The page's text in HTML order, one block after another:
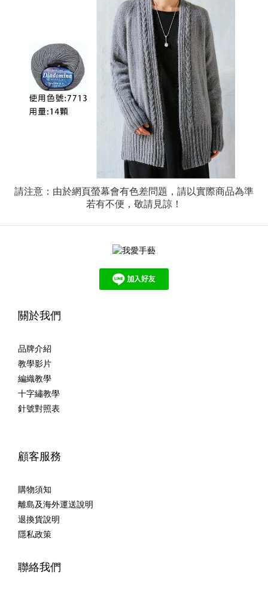
請注意：由於網頁螢幕會有色差問題，請以實際商品為準
若有不便，敬請見諒！
關於我們
品牌介紹
教學影片
編織教學
十字繡教學
針號對照表
顧客服務
購物須知
離島及海外運送說明
退換貨說明
隱私政策
聯絡我們